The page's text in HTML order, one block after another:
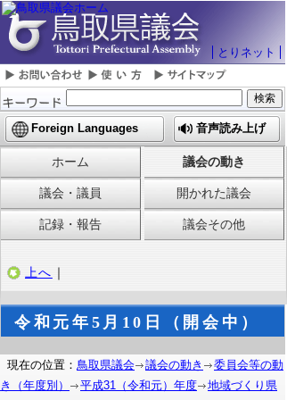
とりネット
Foreign Languages 音声読み上げ
ホーム 議会の動き
議会・議員 開かれた議会
記録・報告 議会その他
上へ ｜
令和元年5月10日（開会中）
現在の位置： 鳥取県議会 議会の動き
委員会等の動
き（年度別）
平成31（令和元）年度
地域づくり県